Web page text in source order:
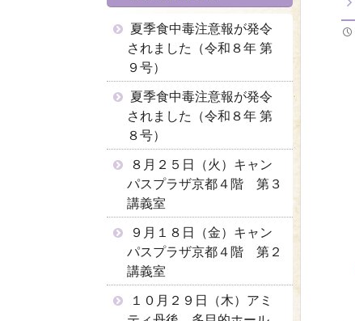
夏季食中毒注意報が発令
されました（令和８年 第
９号）
夏季食中毒注意報が発令
されました（令和８年 第
８号）
８月２５日（火）キャン
パスプラザ京都４階 第３
講義室
９月１８日（金）キャン
パスプラザ京都４階 第２
講義室
１０月２９日（木）アミ